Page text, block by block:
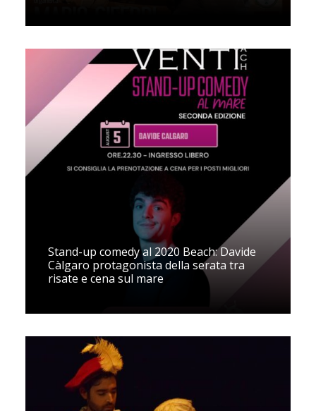
Stand-up comedy al 2020 Beach: Davide
Càlgaro protagonista della serata tra
risate e cena sul mare